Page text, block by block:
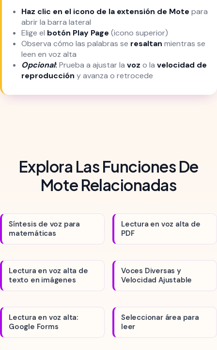
Haz clic en el icono de la extensión de Mote para
abrir la barra lateral
Elige el botón Play Page (icono superior)
Observa cómo las palabras se resaltan mientras se
leen en voz alta
Opcional: Prueba a ajustar la voz o la velocidad de
reproducción y avanza o retrocede
Explora Las Funciones De
Mote Relacionadas
Síntesis de voz para
matemáticas
Lectura en voz alta de
PDF
Lectura en voz alta de
texto en imágenes
Voces Diversas y
Velocidad Ajustable
Lectura en voz alta:
Google Forms
Seleccionar área para
leer